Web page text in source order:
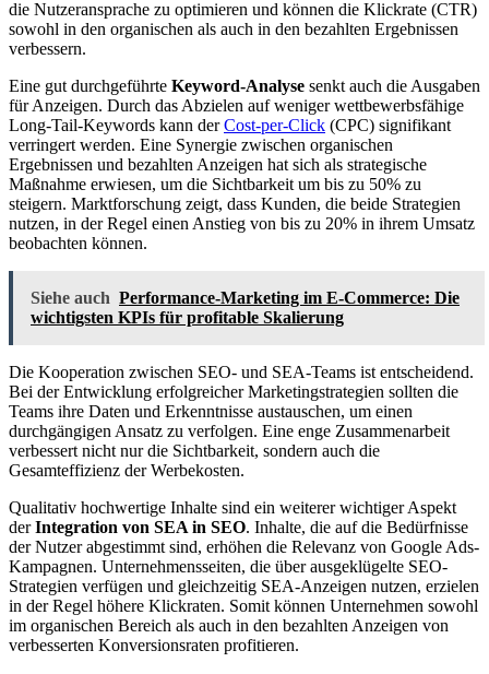
die Nutzeransprache zu optimieren und können die Klickrate (CTR)
sowohl in den organischen als auch in den bezahlten Ergebnissen
verbessern.
Eine gut durchgeführte Keyword-Analyse senkt auch die Ausgaben
für Anzeigen. Durch das Abzielen auf weniger wettbewerbsfähige
Long-Tail-Keywords kann derCost-per-Click (CPC) signifikant
verringert werden. Eine Synergie zwischen organischen
Ergebnissen und bezahlten Anzeigen hat sich als strategische
Maßnahme erwiesen, um die Sichtbarkeit um bis zu 50% zu
steigern. Marktforschung zeigt, dass Kunden, die beide Strategien
nutzen, in der Regel einen Anstieg von bis zu 20% in ihrem Umsatz
beobachten können.
Siehe auch Performance-Marketing im E-Commerce: Die
wichtigsten KPIs für profitable Skalierung
Die Kooperation zwischen SEO- und SEA-Teams ist entscheidend.
Bei der Entwicklung erfolgreicher Marketingstrategien sollten die
Teams ihre Daten und Erkenntnisse austauschen, um einen
durchgängigen Ansatz zu verfolgen. Eine enge Zusammenarbeit
verbessert nicht nur die Sichtbarkeit, sondern auch die
Gesamteffizienz der Werbekosten.
Qualitativ hochwertige Inhalte sind ein weiterer wichtiger Aspekt
derIntegration von SEA in SEO. Inhalte, die auf die Bedürfnisse
der Nutzer abgestimmt sind, erhöhen die Relevanz von Google Ads-
Kampagnen. Unternehmensseiten, die über ausgeklügelte SEO-
Strategien verfügen und gleichzeitig SEA-Anzeigen nutzen, erzielen
in der Regel höhere Klickraten. Somit können Unternehmen sowohl
im organischen Bereich als auch in den bezahlten Anzeigen von
verbesserten Konversionsraten profitieren.